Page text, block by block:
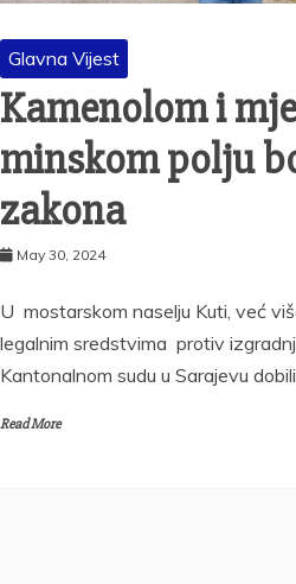
Glavna Vijest
Kamenolom i
minskom polju
zakona
May 30, 2024
U mostarskom naselju Kuti, već
legalnim sredstvima protiv
Kantonalnom sudu u Sarajevu
Read More